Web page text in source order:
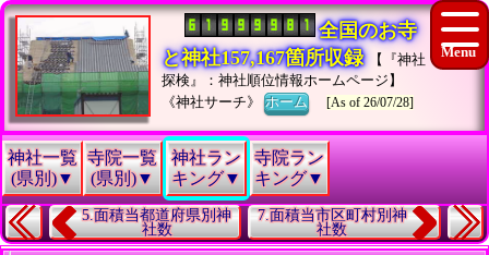
全国のお寺
と神社157,167箇所収録
【『神社
探検』：神社順位情報ホームページ】
《神社サーチ》ホーム [As of 26/07/28]
神社一覧
(県別)▼
寺院一覧
(県別)▼
神社ラン
キング▼
寺院ラン
キング▼
5.面積当都道府県別神
社数
7.面積当市区町村別神
社数